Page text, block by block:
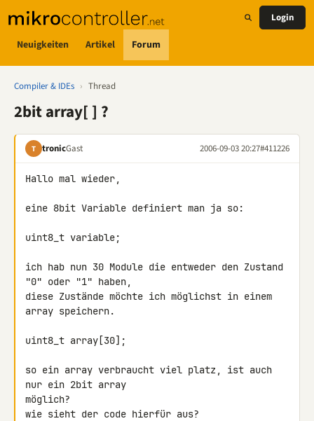
Neuigkeiten Artikel Forum
Login
Compiler & IDEs › Thread
2bit array[ ] ?
T tronicGast 2006-09-03 20:27#411226
Hallo mal wieder,
eine 8bit Variable definiert man ja so:
uint8_t variable;
ich hab nun 30 Module die entweder den Zustand
"0" oder "1" haben,
diese Zustände möchte ich möglichst in einem
array speichern.
uint8_t array[30];
so ein array verbraucht viel platz, ist auch
nur ein 2bit array
möglich?
wie sieht der code hierfür aus?